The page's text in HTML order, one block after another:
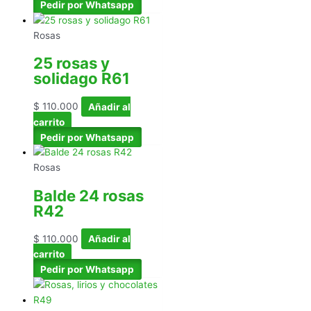
Pedir por Whatsapp
Rosas
25 rosas y
solidago R61
$ 110.000
Añadir al
carrito
Pedir por Whatsapp
Rosas
Balde 24 rosas
R42
$ 110.000
Añadir al
carrito
Pedir por Whatsapp